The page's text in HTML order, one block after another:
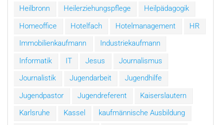
Heilbronn
Heilerziehungspflege
Heilpädagogik
Homeoffice
Hotelfach Hotelmanagement
HR
Immobilienkaufmann
Industriekaufmann
Informatik
IT Jesus
Journalismus
Journalistik
Jugendarbeit
Jugendhilfe
Jugendpastor
Jugendreferent
Kaiserslautern
Karlsruhe
Kassel
kaufmännische Ausbildung